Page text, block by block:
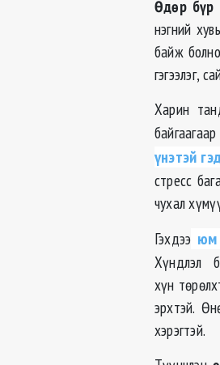
Өдөр бүр
нэгний
байж
гэгээлэг,
Харин
үнэтэй
стресс
чухал
Гэхдээ юм
Хүндлэл
хүн
эрхтэй.
хэрэгтэй.